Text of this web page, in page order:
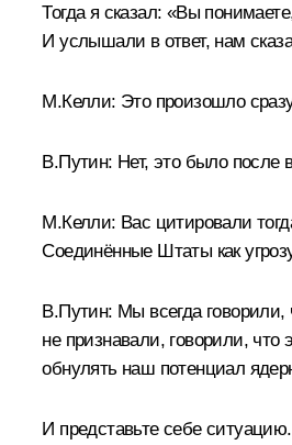
Тогда я сказал: «Вы
И услышали в ответ, нам
М.Келли: Это произошло
В.Путин: Нет, это было после
М.Келли: Вас цитировали
Соединённые Штаты как
В.Путин: Мы всегда говорили,
не признавали, говорили, что
обнулять наш потенциал
И представьте себе